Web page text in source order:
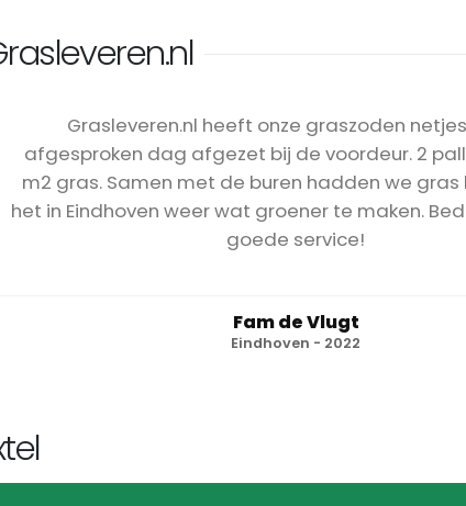
Grasleveren.nl heeft onze graszoden
afgesproken dag afgezet bij de voordeur. 2
m2 gras. Samen met de buren hadden we
het in Eindhoven weer wat groener te maken.
goede service!
Fam de Vlugt
Eindhoven - 2022